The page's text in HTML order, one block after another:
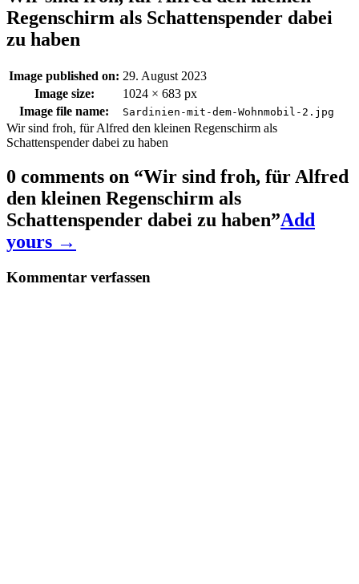
Regenschirm als Schattenspender dabei
zu haben
Image published on: 29. August 2023
Image size:
1024 × 683 px
Image file name:
Sardinien-mit-dem-Wohnmobil-2.jpg
Wir sind froh, für Alfred den kleinen Regenschirm als
Schattenspender dabei zu haben
0 comments on “Wir sind froh, für Alfred
den kleinen Regenschirm als
Schattenspender dabei zu haben”Add
yours →
Kommentar verfassen